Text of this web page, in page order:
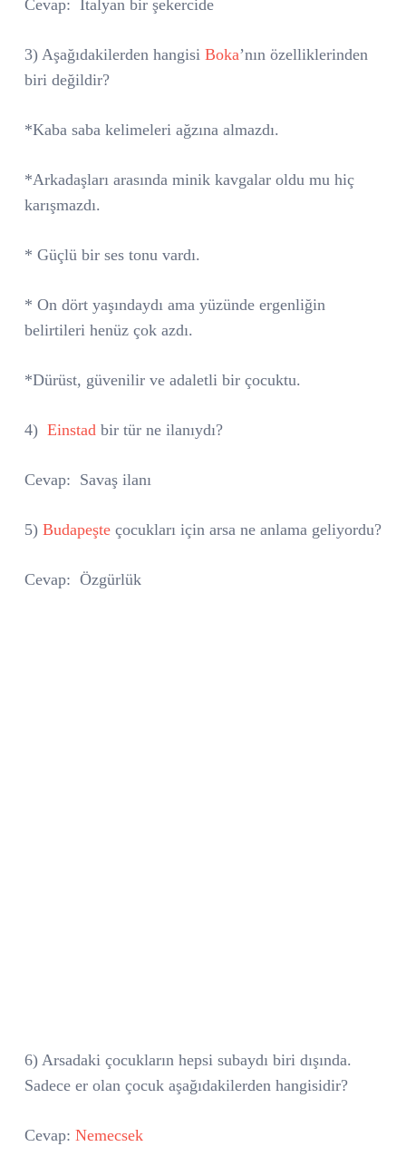
Cevap: İtalyan bir şekercide
3) Aşağıdakilerden hangisi Boka’nın özelliklerinden
biri değildir?
*Kaba saba kelimeleri ağzına almazdı.
*Arkadaşları arasında minik kavgalar oldu mu hiç
karışmazdı.
* Güçlü bir ses tonu vardı.
* On dört yaşındaydı ama yüzünde ergenliğin
belirtileri henüz çok azdı.
*Dürüst, güvenilir ve adaletli bir çocuktu.
4) Einstad bir tür ne ilanıydı?
Cevap: Savaş ilanı
5) Budapeşte çocukları için arsa ne anlama geliyordu?
Cevap: Özgürlük
6) Arsadaki çocukların hepsi subaydı biri dışında.
Sadece er olan çocuk aşağıdakilerden hangisidir?
Cevap: Nemecsek